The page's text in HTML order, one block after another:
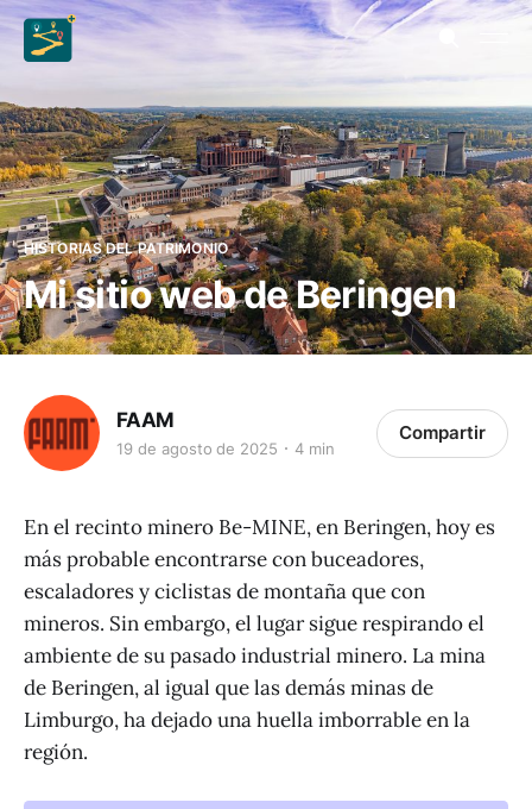
HISTORIAS DEL PATRIMONIO
Mi sitio web de Beringen
FAAM
19 de agosto de 2025 4 min
Compartir
En el recinto minero Be-MINE, en Beringen, hoy es
más probable encontrarse con buceadores,
escaladores y ciclistas de montaña que con
mineros. Sin embargo, el lugar sigue respirando el
ambiente de su pasado industrial minero. La mina
de Beringen, al igual que las demás minas de
Limburgo, ha dejado una huella imborrable en la
región.